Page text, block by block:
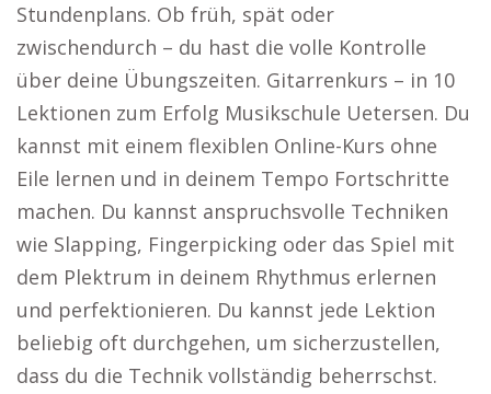
Stundenplans. Ob früh, spät oder
zwischendurch – du hast die volle Kontrolle
über deine Übungszeiten. Gitarrenkurs – in 10
Lektionen zum Erfolg Musikschule Uetersen. Du
kannst mit einem flexiblen Online-Kurs ohne
Eile lernen und in deinem Tempo Fortschritte
machen. Du kannst anspruchsvolle Techniken
wie Slapping, Fingerpicking oder das Spiel mit
dem Plektrum in deinem Rhythmus erlernen
und perfektionieren. Du kannst jede Lektion
beliebig oft durchgehen, um sicherzustellen,
dass du die Technik vollständig beherrschst.